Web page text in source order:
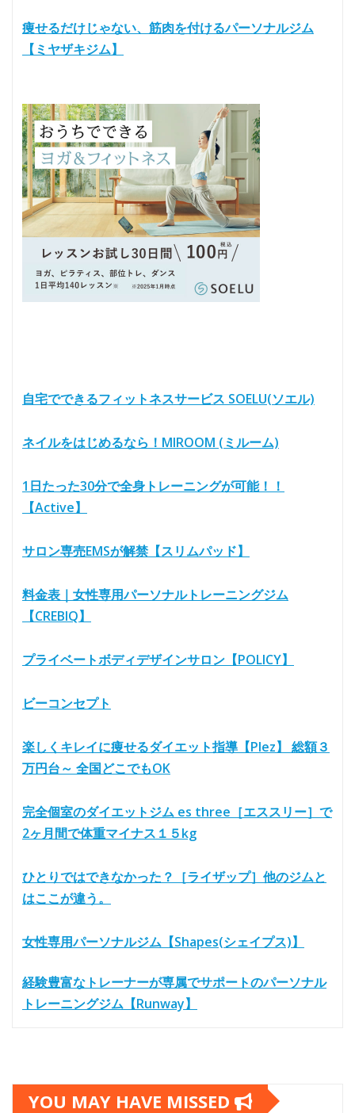
痩せるだけじゃない、筋肉を付けるパーソナルジム
【ミヤザキジム】
自宅でできるフィットネスサービス SOELU(ソエル)
ネイルをはじめるなら！MIROOM (ミルーム)
1日たった30分で全身トレーニングが可能！！
【Active】
サロン専売EMSが解禁【スリムパッド】
料金表｜女性専用パーソナルトレーニングジム
【CREBIQ】
プライベートボディデザインサロン【POLICY】
ビーコンセプト
楽しくキレイに痩せるダイエット指導【Plez】 総額３
万円台～ 全国どこでもOK
完全個室のダイエットジム es three［エススリー］で
2ヶ月間で体重マイナス１５kg
ひとりではできなかった？［ライザップ］他のジムと
はここが違う。
女性専用パーソナルジム【Shapes(シェイプス)】
経験豊富なトレーナーが専属でサポートのパーソナル
トレーニングジム【Runway】
YOU MAY HAVE MISSED